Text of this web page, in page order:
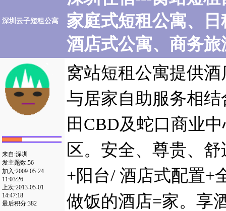
深圳云子短租公寓
家庭式短租公寓、
酒店式公寓、商务旅
来自:深圳
发主题数:56
加入:2009-05-24
11:03:26
上次:2013-05-01
14:47:18
最后积分:382
窝站短租公寓提供
与居家自助服务相
田 CBD及蛇口商业
区。安全、尊贵、
+阳台/ 酒店式配置+
做饭的酒店=家。享